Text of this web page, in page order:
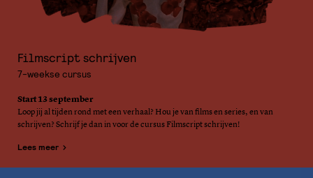
Filmscript schrijven
7-weekse cursus
Start 13 september
Loop jij al tijden rond met een verhaal? Hou je van films en series, en van
schrijven? Schrijf je dan in voor de cursus Filmscript schrijven!
Lees meer